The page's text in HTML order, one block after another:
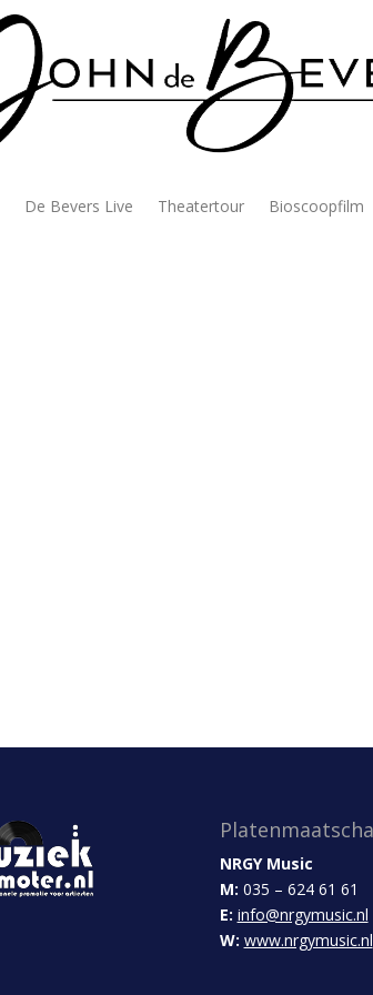
De Bevers Live Theatertour Bioscoopfilm
NRGY Music
M: 035 – 624 61 61
E: info@nrgymusic.nl
W: www.nrgymusic.nl